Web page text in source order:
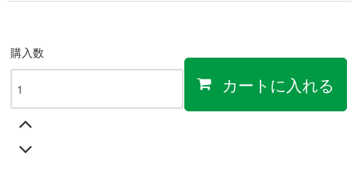
購入数
カートに入れる